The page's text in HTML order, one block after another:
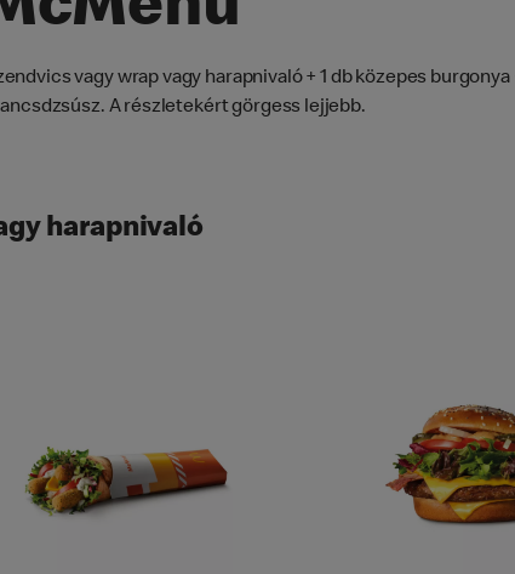
vagy wrap vagy harapnivaló + 1 db közepes burgonya
A részletekért görgess lejjebb.
harapnivaló